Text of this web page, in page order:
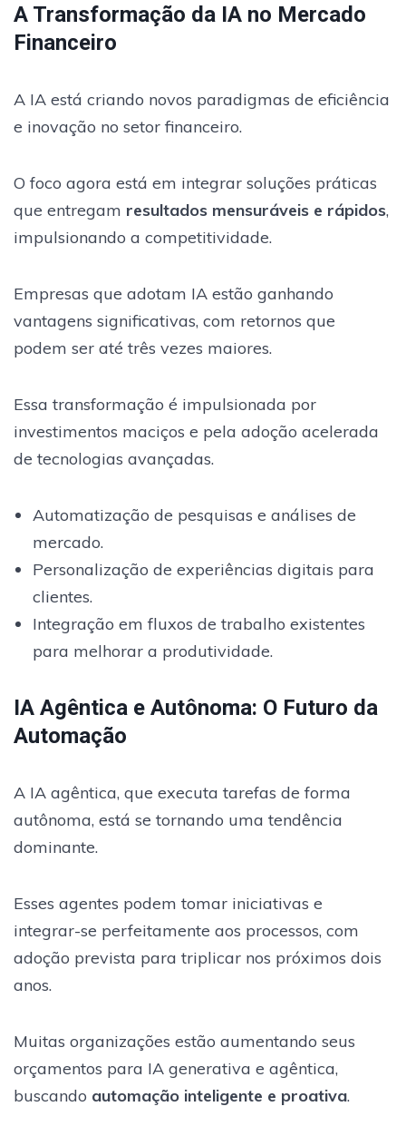
A Transformação da IA no Mercado
Financeiro
A IA está criando novos paradigmas de eficiência
e inovação no setor financeiro.
O foco agora está em integrar soluções práticas
que entregam resultados mensuráveis e rápidos,
impulsionando a competitividade.
Empresas que adotam IA estão ganhando
vantagens significativas, com retornos que
podem ser até três vezes maiores.
Essa transformação é impulsionada por
investimentos maciços e pela adoção acelerada
de tecnologias avançadas.
Automatização de pesquisas e análises de
mercado.
Personalização de experiências digitais para
clientes.
Integração em fluxos de trabalho existentes
para melhorar a produtividade.
IA Agêntica e Autônoma: O Futuro da
Automação
A IA agêntica, que executa tarefas de forma
autônoma, está se tornando uma tendência
dominante.
Esses agentes podem tomar iniciativas e
integrar-se perfeitamente aos processos, com
adoção prevista para triplicar nos próximos dois
anos.
Muitas organizações estão aumentando seus
orçamentos para IA generativa e agêntica,
buscando automação inteligente e proativa.